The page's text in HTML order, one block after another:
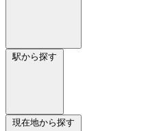
駅から探す
現在地から探す